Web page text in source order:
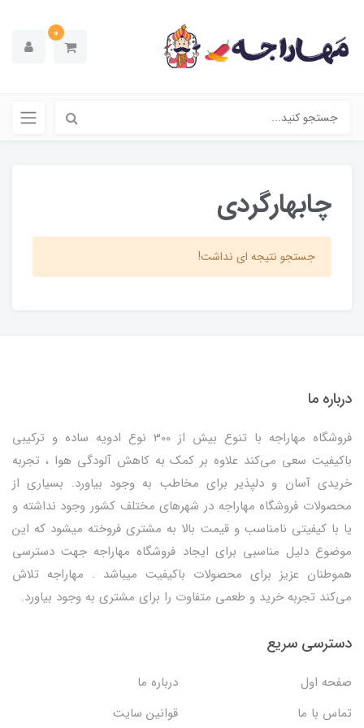
0
چابهارگردی
جستجو نتیجه ای نداشت!
درباره ما
فروشگاه مهاراجه با تنوع بیش از 300 نوع ادویه ساده و ترکیبی
باکیفیت سعی می‌کند علاوه بر کمک به کاهش آلودگی هوا ، تجربه
خریدی آسان و دلپذیر برای مخاطب به وجود بیاورد. بسیاری از
محصولات فروشگاه مهاراجه در شهرهای مختلف کشور وجود نداشته و
یا با کیفیتی نامناسب و قیمت بالا به مشتری فروخته میشود که این
موضوع دلیل مناسبی برای ایجاد فروشگاه مهاراجه جهت دسترسی
هموطنان عزیز برای محصولات باکیفیت میباشد . مهاراجه تلاش
می‌کند تجربه خرید و طعمی متفاوت را برای مشتری به وجود بیاورد.
دسترسی سریع
صفحه اول
درباره ما
تماس با ما
قوانین سایت